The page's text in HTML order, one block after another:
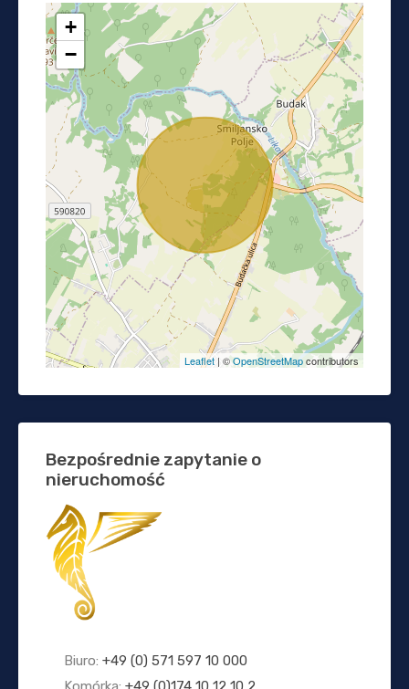
+
−
Leaflet | ©OpenStreetMapcontributors
Bezpośrednie zapytanie o
nieruchomość
Biuro: +49 (0) 571 597 10 000